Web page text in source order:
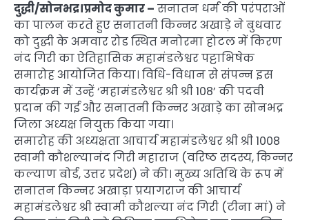
दुद्धी/सोनभद्र।प्रमोद कुमार – सनातन धर्म की परंपराओं
का पालन करते हुए सनातनी किन्नर अखाड़े ने बुधवार
को दुद्धी के अमवार रोड स्थित मनोरमा होटल में किरण
नंद गिरी का ऐतिहासिक महामंडलेश्वर पट्टाभिषेक
समारोह आयोजित किया। विधि-विधान से संपन्न इस
कार्यक्रम में उन्हें ‘महामंडलेश्वर श्री श्री 108’ की पदवी
प्रदान की गई और सनातनी किन्नर अखाड़े का सोनभद्र
जिला अध्यक्ष नियुक्त किया गया।
समारोह की अध्यक्षता आचार्य महामंडलेश्वर श्री श्री 1008
स्वामी कौशल्यानंद गिरी महाराज (वरिष्ठ सदस्य, किन्नर
कल्याण बोर्ड, उत्तर प्रदेश) ने की। मुख्य अतिथि के रूप में
सनातन किन्नर अखाड़ा प्रयागराज की आचार्य
महामंडलेश्वर श्री स्वामी कौशल्या नंद गिरी (टीना मां) ने